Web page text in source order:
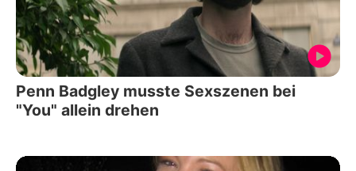
Penn Badgley musste Sexszenen bei
"You" allein drehen